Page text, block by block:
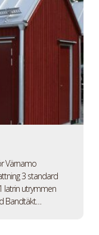
Värnamo
3 standard
latrin utrymmen
Bandtäkt…